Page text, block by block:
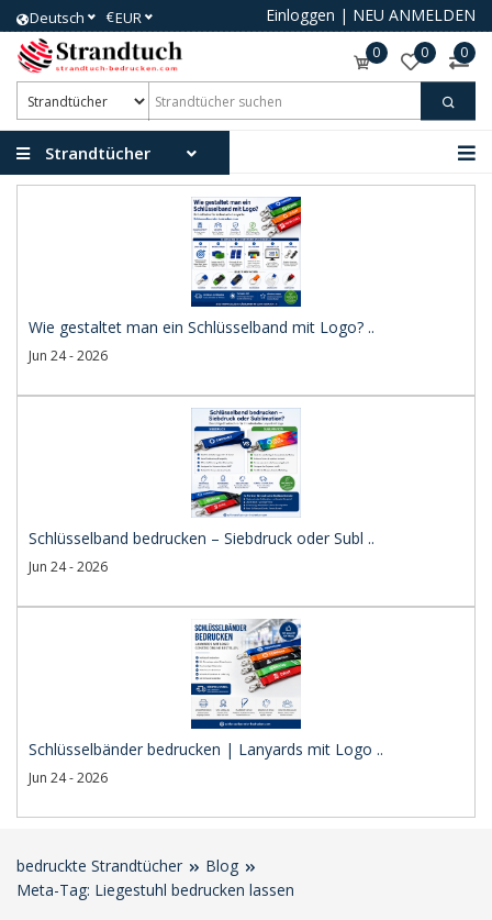
Deutsch €EUR Einloggen | NEU ANMELDEN
0 0 0
Strandtücher
Wie gestaltet man ein Schlüsselband mit Logo? ..
Jun 24 - 2026
Schlüsselband bedrucken – Siebdruck oder Subl ..
Jun 24 - 2026
Schlüsselbänder bedrucken | Lanyards mit Logo ..
Jun 24 - 2026
bedruckte Strandtücher
Blog
Meta-Tag: Liegestuhl bedrucken lassen